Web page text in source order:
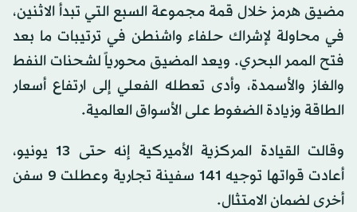
مضيق هرمز خلال قمة مجموعة السبع التي تبدأ الاثنين،
في محاولة لإشراك حلفاء واشنطن في ترتيبات ما بعد
فتح الممر البحري. ويعد المضيق محورياً لشحنات النفط
والغاز والأسمدة، وأدى تعطله الفعلي إلى ارتفاع أسعار
الطاقة وزيادة الضغوط على الأسواق العالمية.
وقالت القيادة المركزية الأميركية إنه حتى 13 يونيو،
أعادت قواتها توجيه 141 سفينة تجارية وعطلت 9 سفن
أخرى لضمان الامتثال.